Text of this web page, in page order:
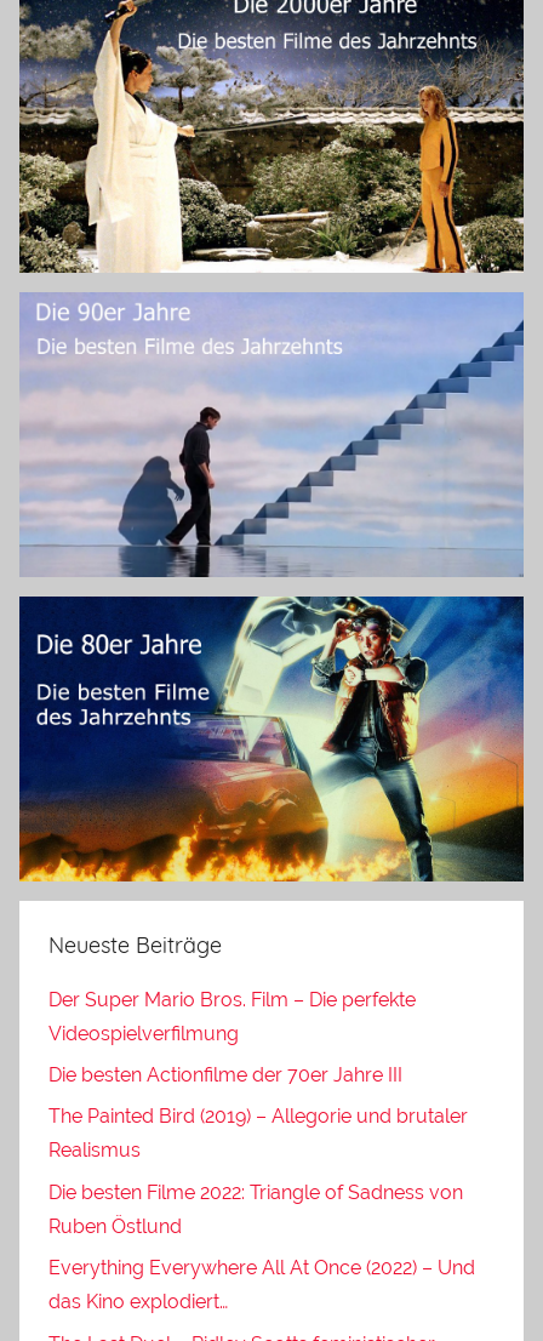
Neueste Beiträge
Der Super Mario Bros. Film – Die perfekte
Videospielverfilmung
Die besten Actionfilme der 70er Jahre III
The Painted Bird (2019) – Allegorie und brutaler
Realismus
Die besten Filme 2022: Triangle of Sadness von
Ruben Östlund
Everything Everywhere All At Once (2022) – Und
das Kino explodiert…